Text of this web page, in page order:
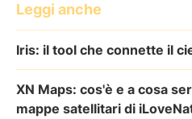
Leggi anche
Iris: il tool che connette il
XN Maps: cos'è e a cosa
mappe satellitari di